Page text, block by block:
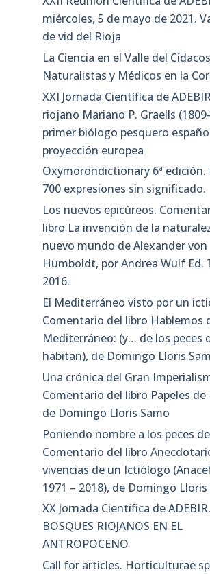
miércoles, 5 de mayo de 2021.
de vid del Rioja
La Ciencia en el Valle del
Naturalistas y Médicos en la
XXI Jornada Científica de
riojano Mariano P. Graells
primer biólogo pesquero
proyección europea
Oxymorondictionary 6ª edición.
700 expresiones sin significado.
Los nuevos epicúreos.
libro La invención de la
nuevo mundo de Alexander von
Humboldt, por Andrea Wulf Ed.
2016.
El Mediterráneo visto por un
Comentario del libro Hablemos
Mediterráneo: (y… de los peces
habitan), de Domingo Lloris
Una crónica del Gran
Comentario del libro Papeles de
de Domingo Lloris Samo
Poniendo nombre a los peces
Comentario del libro
vivencias de un Ictiólogo
1971 – 2018), de Domingo Lloris
XX Jornada Científica de
BOSQUES RIOJANOS EN EL
ANTROPOCENO
Call for articles. Horticulturae